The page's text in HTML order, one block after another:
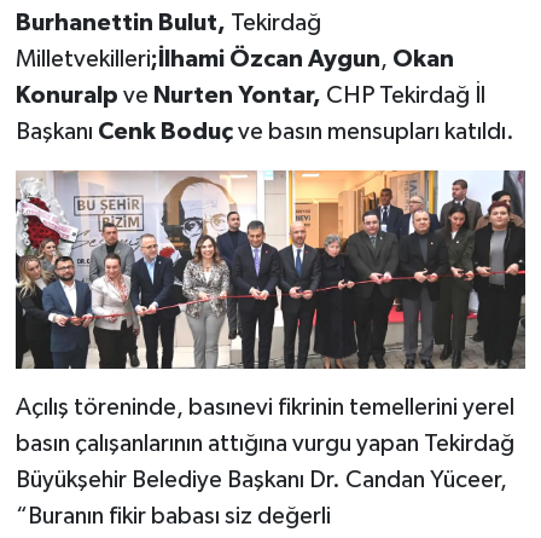
Burhanettin Bulut, Tekirdağ
Milletvekilleri;İlhami Özcan Aygun, Okan
Konuralp ve Nurten Yontar, CHP Tekirdağ İl
Başkanı Cenk Boduç ve basın mensupları katıldı.
Açılış töreninde, basınevi fikrinin temellerini yerel
basın çalışanlarının attığına vurgu yapan Tekirdağ
Büyükşehir Belediye Başkanı Dr. Candan Yüceer,
“Buranın fikir babası siz değerli